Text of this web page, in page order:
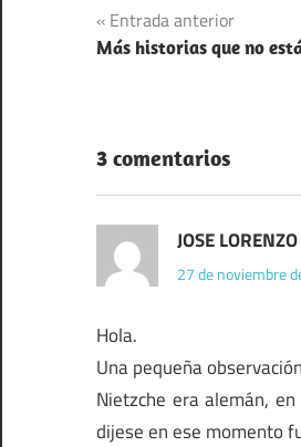
Citas
Navegación
de
Entrada anterior
Más historias que no
3 comentarios
JOSE
27 de noviembre
Hola.
Una pequeña
Nietzche era alemán,
dijese en ese momento